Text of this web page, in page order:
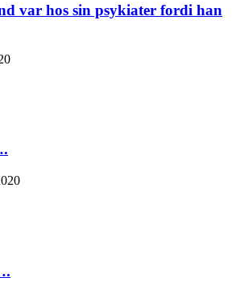
var hos sin psykiater fordi han